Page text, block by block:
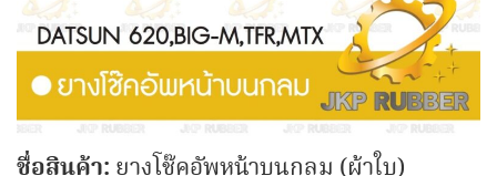
ชื่อสินค้า: ยางโช๊คอัพหน้าบนกลม (ผ้าใบ)